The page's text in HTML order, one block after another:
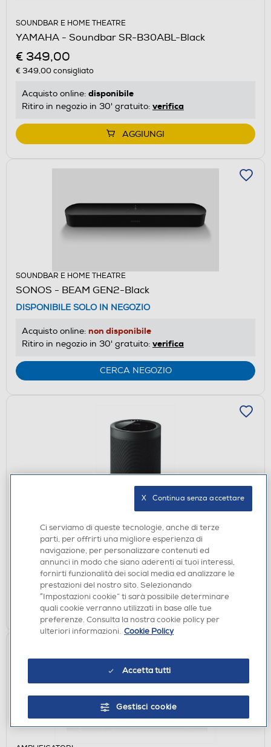
SOUNDBAR E HOME THEATRE
YAMAHA - Soundbar SR-B30ABL-Black
€ 349,00
€ 349,00consigliato
Acquisto online: disponibile
Ritiro in negozio in 30' gratuito: verifica
AGGIUNGI
SOUNDBAR E HOME THEATRE
SONOS - BEAM GEN2-Black
DISPONIBILE SOLO IN NEGOZIO
Acquisto online: non disponibile
Ritiro in negozio in 30' gratuito: verifica
CERCA NEGOZIO
YAMAHA - MUSICCAST 20-black
DISPONIBILE SOLO IN NEGOZIO
Acquisto online:non disponibile
Ritiro in negozio in 30' gratuito:verifica
CERCA NEGOZIO
Ci serviamo di queste tecnologie, anche di terze
parti, per offrirti una migliore esperienza di
navigazione, per personalizzare contenuti ed
annunci in modo che siano aderenti ai tuoi interessi,
fornirti funzionalità dei social media ed analizzare le
prestazioni del nostro sito. Selezionando
“Impostazioni cookie” ti sarà possibile determinare
quali cookie verranno utilizzati in base alle tue
preferenze. Consulta la nostra cookie policy per
ulteriori informazioni. Cookie Policy
Accetta tutti
Gestisci cookie
X   Continua senza accettare